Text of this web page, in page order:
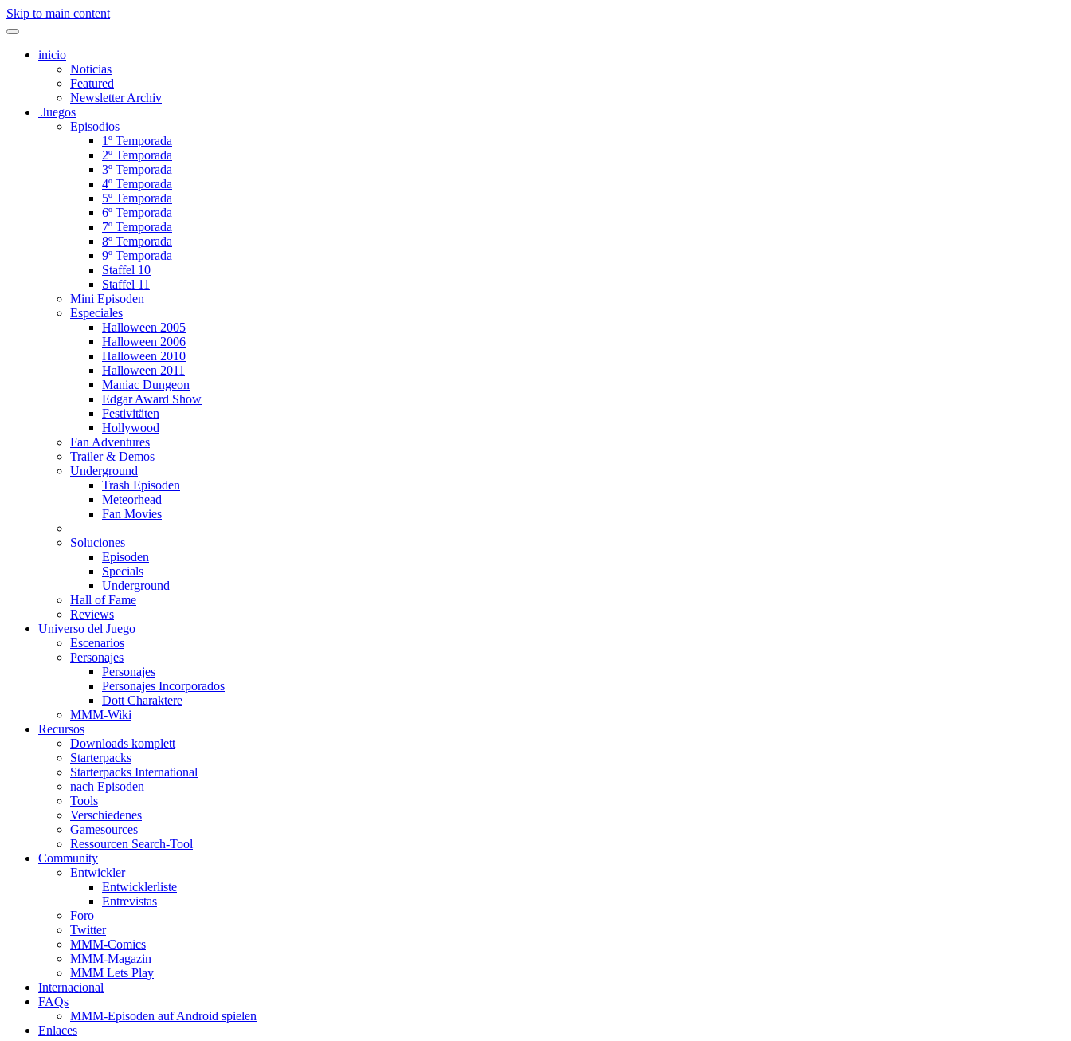
Skip to main content
inicio
Noticias
Featured
Newsletter Archiv
Juegos
Episodios
1º Temporada
2º Temporada
3º Temporada
4º Temporada
5º Temporada
6º Temporada
7º Temporada
8º Temporada
9º Temporada
Staffel 10
Staffel 11
Mini Episoden
Especiales
Halloween 2005
Halloween 2006
Halloween 2010
Halloween 2011
Maniac Dungeon
Edgar Award Show
Festivitäten
Hollywood
Fan Adventures
Trailer & Demos
Underground
Trash Episoden
Meteorhead
Fan Movies
Soluciones
Episoden
Specials
Underground
Hall of Fame
Reviews
Universo del Juego
Escenarios
Personajes
Personajes
Personajes Incorporados
Dott Charaktere
MMM-Wiki
Recursos
Downloads komplett
Starterpacks
Starterpacks International
nach Episoden
Tools
Verschiedenes
Gamesources
Ressourcen Search-Tool
Community
Entwickler
Entwicklerliste
Entrevistas
Foro
Twitter
MMM-Comics
MMM-Magazin
MMM Lets Play
Internacional
FAQs
MMM-Episoden auf Android spielen
Enlaces